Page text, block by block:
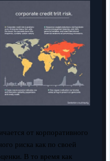
от корпоративного
риска как по своей
В то время как